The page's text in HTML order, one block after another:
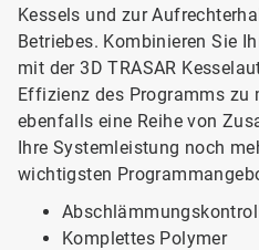
Kessels und zur
Betriebes. Kombinieren Sie
mit der 3D TRASAR
Effizienz des Programms zu
ebenfalls eine Reihe von
Ihre Systemleistung noch
wichtigsten
Komplettes Polymer